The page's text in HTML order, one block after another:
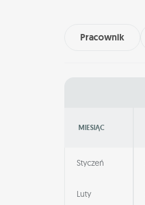
Pracownik
MIESIĄC
Styczeń
Luty